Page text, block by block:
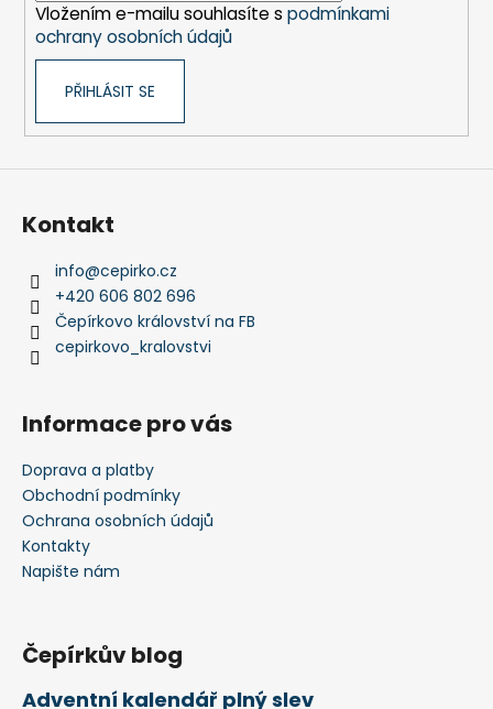
r
ý
p
Vložením e-mailu souhlasíte s podmínkami
ochrany osobních údajů
PŘIHLÁSIT SE
Kontakt
info@cepirko.cz
+420 606 802 696
Čepírkovo království na FB
cepirkovo_kralovstvi
Informace pro vás
Doprava a platby
Obchodní podmínky
Ochrana osobních údajů
Kontakty
Napište nám
Čepírkův blog
Adventní kalendář plný slev